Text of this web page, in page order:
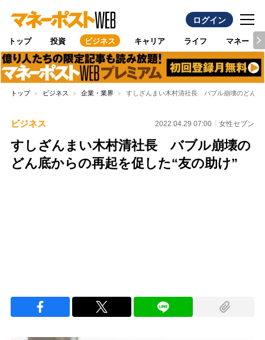
ログイン
トップ 投資 ビジネス キャリア ライフ マネー
トップ ビジネス 企業・業界 すしざんまい木村清社長 バブル崩壊のどん底
ビジネス 2022.04.29 07:00 女性セブン
すしざんまい木村清社長 バブル崩壊の
どん底からの再起を促した“友の助け”